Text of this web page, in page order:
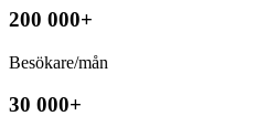
200 000+
Besökare/mån
30 000+